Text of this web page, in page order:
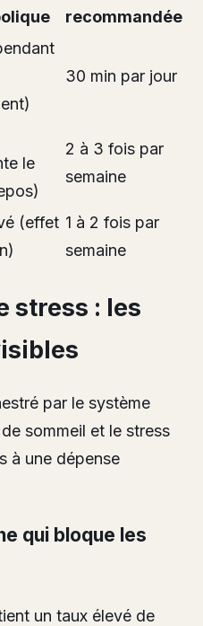
recommandée
30 min par jour
le
2 à 3 fois par
semaine
(effet 1 à 2 fois par
semaine
stress : les
par le système
sommeil et le stress
à une dépense
qui bloque les
un taux élevé de